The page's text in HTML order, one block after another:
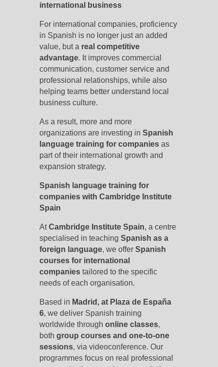
international business
For international companies, proficiency
in Spanish is no longer just an added
value, but a real competitive
advantage. It improves commercial
communication, customer service and
professional relationships, while also
helping teams better understand local
business culture.
As a result, more and more
organizations are investing in Spanish
language training for companiesas
part of their international growth and
expansion strategy.
Spanish language training for
companies with Cambridge Institute
Spain
AtCambridge Institute Spain, a centre
specialised in teaching Spanish as a
foreign language, we offer Spanish
courses for international
companiestailored to the specific
needs of each organisation.
Based in Madrid, at Plaza de España
6, we deliver Spanish training
worldwide through online classes,
both group courses and one-to-one
sessions, via videoconference. Our
programmes focus on real professional